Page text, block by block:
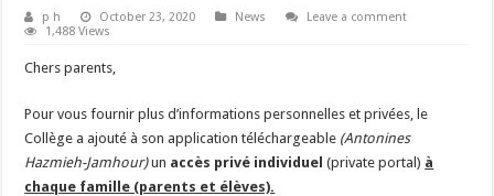
p h October 23, 2020 News
Leave a comment
1,488 Views
Chers parents,
Pour vous fournir plus d’informations personnelles et privées, le
Collège a ajouté à son application téléchargeable (Antonines
Hazmieh-Jamhour)un accès privé individuel (private portal) à
chaque famille (parents et élèves).